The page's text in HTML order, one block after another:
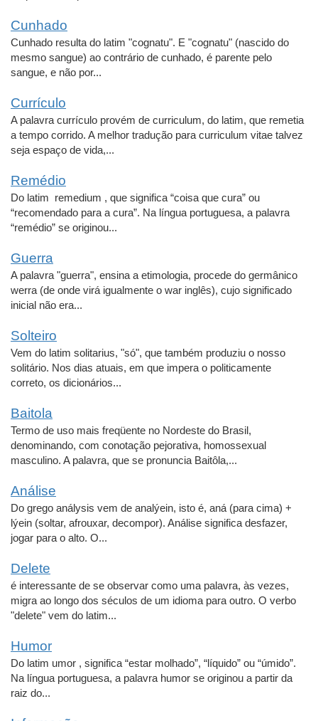
Cunhado
Cunhado resulta do latim "cognatu". E "cognatu" (nascido do
mesmo sangue) ao contrário de cunhado, é parente pelo
sangue, e não por...
Currículo
A palavra currículo provém de curriculum, do latim, que remetia
a tempo corrido. A melhor tradução para curriculum vitae talvez
seja espaço de vida,...
Remédio
Do latim remedium , que significa “coisa que cura” ou
“recomendado para a cura”. Na língua portuguesa, a palavra
“remédio” se originou...
Guerra
A palavra "guerra", ensina a etimologia, procede do germânico
werra (de onde virá igualmente o war inglês), cujo significado
inicial não era...
Solteiro
Vem do latim solitarius, "só", que também produziu o nosso
solitário. Nos dias atuais, em que impera o politicamente
correto, os dicionários...
Baitola
Termo de uso mais freqüente no Nordeste do Brasil,
denominando, com conotação pejorativa, homossexual
masculino. A palavra, que se pronuncia Baitôla,...
Análise
Do grego análysis vem de analýein, isto é, aná (para cima) +
lýein (soltar, afrouxar, decompor). Análise significa desfazer,
jogar para o alto. O...
Delete
é interessante de se observar como uma palavra, às vezes,
migra ao longo dos séculos de um idioma para outro. O verbo
"delete" vem do latim...
Humor
Do latim umor , significa “estar molhado”, “líquido” ou “úmido”.
Na língua portuguesa, a palavra humor se originou a partir da
raiz do...